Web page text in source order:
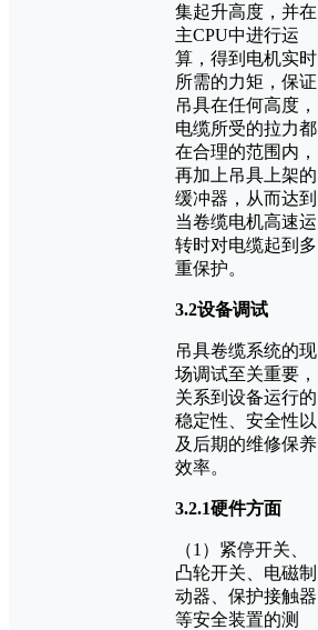
集起升高度，并在
主CPU中进行运
算，得到电机实时
所需的力矩，保证
吊具在任何高度，
电缆所受的拉力都
在合理的范围内，
再加上吊具上架的
缓冲器，从而达到
当卷缆电机高速运
转时对电缆起到多
重保护。
3.2设备调试
吊具卷缆系统的现
场调试至关重要，
关系到设备运行的
稳定性、安全性以
及后期的维修保养
效率。
3.2.1硬件方面
（1）紧停开关、
凸轮开关、电磁制
动器、保护接触器
等安全装置的测